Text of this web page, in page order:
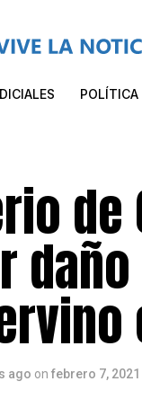
POLÍTICA
de
ago on febrero 7, 2021